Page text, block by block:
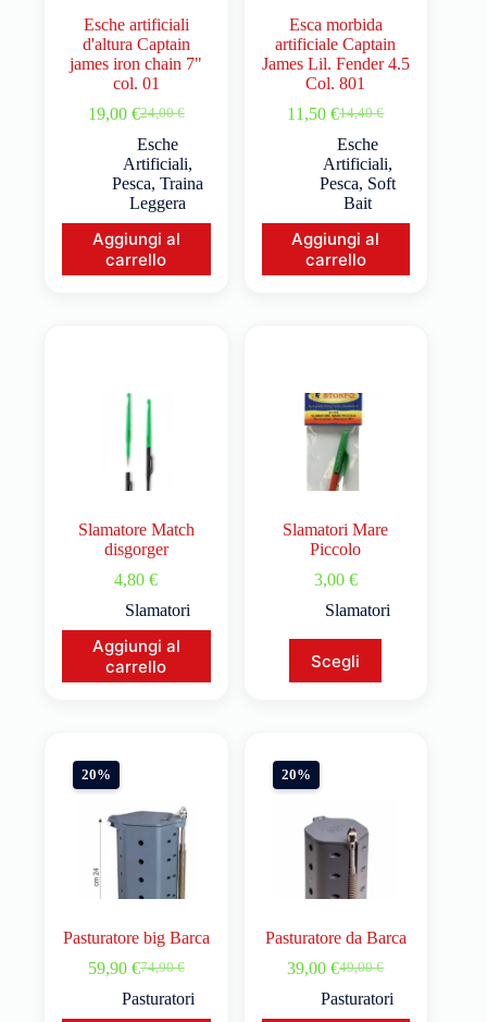
Esche artificiali
d'altura Captain
james iron chain 7"
col. 01
24,00€
19,00 €
Esche
Artificiali,
Pesca,Traina
Leggera
Aggiungi al
carrello
Esca morbida
artificiale Captain
James Lil. Fender 4.5
Col. 801
14,40€
11,50€
Esche
Artificiali,
Pesca, Soft
Bait
Aggiungi al
carrello
Slamatore Match
disgorger
4,80€
Slamatori
Aggiungi al
carrello
Slamatori Mare
Piccolo
3,00 €
Slamatori
Scegli
20%
Pasturatore big Barca
74,90€
59,90 €
Pasturatori
20%
Pasturatore da Barca
49,00€
39,00€
Pasturatori